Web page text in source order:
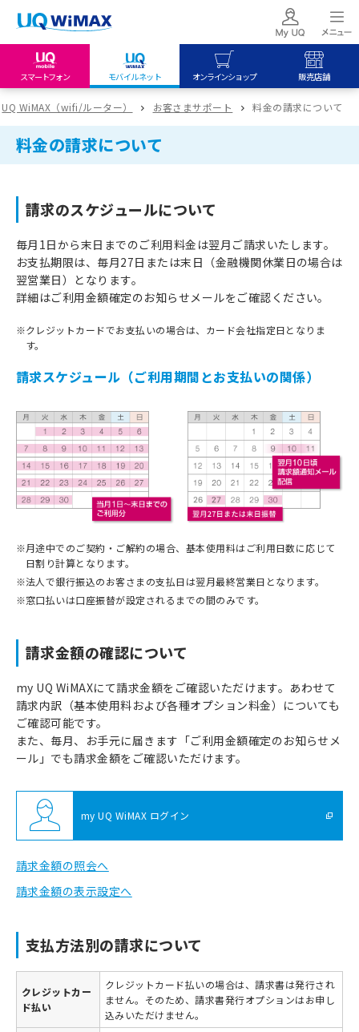
スマートフォン モバイルネット オンラインショップ 販売店舗
my UQ WiMAX
UQ WiMAX ご契約の方
My UQ mobile
UQ mobile
UQ mobile
オンラインショップ
UQ WiMAX
UQ mobile
販売店舗
UQ WiMAX
UQ WiMAX（wifi/ルーター） お客さまサポート 料金の請求について
料金の請求について
請求のスケジュールについて
毎月1日から末日までのご利用料金は翌月ご請求いたします。
お支払期限は、毎月27日または末日（金融機関休業日の場合は
翌営業日）となります。
詳細はご利用金額確定のお知らせメールをご確認ください。
※クレジットカードでお支払いの場合は、カード会社指定日となりま
す。
請求スケジュール（ご利用期間とお支払いの関係）
※月途中でのご契約・ご解約の場合、基本使用料はご利用日数に応じて
日割り計算となります。
※法人で銀行振込のお客さまの支払日は翌月最終営業日となります。
※窓口払いは口座振替が設定されるまでの間のみです。
請求金額の確認について
my UQ WiMAXにて請求金額をご確認いただけます。あわせて
請求内訳（基本使用料および各種オプション料金）についても
ご確認可能です。
また、毎月、お手元に届きます「ご利用金額確定のお知らせメ
ール」でも請求金額をご確認いただけます。
my UQ WiMAX ログイン
請求金額の照会へ
請求金額の表示設定へ
支払方法別の請求について
クレジットカー
ド払い
クレジットカード払いの場合は、請求書は発行され
ません。そのため、請求書発行オプションはお申し
込みいただけません。